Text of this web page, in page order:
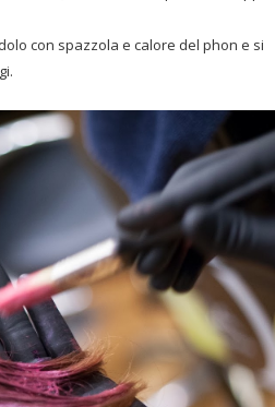
con spazzola e calore del phon e si